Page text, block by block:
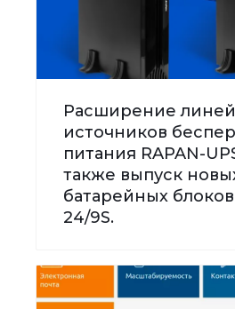
Расширение
источников
питания RAPAN-
также выпуск
батарейных блоков
24/9S.